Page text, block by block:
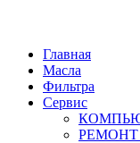
Главная
Масла
Фильтра
Сервис